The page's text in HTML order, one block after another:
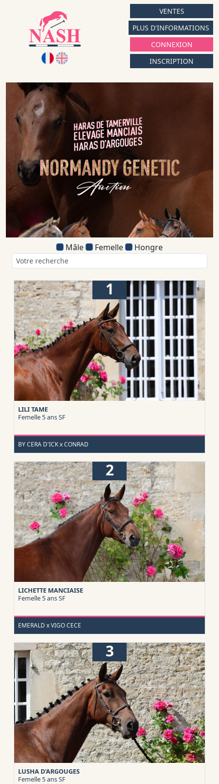
VENTES
PLUS D'INFORMATIONS
CONNEXION
INSCRIPTION
Mâle Femelle Hongre
1
LILI TAME
Femelle 5 ansSF
BY CERA D'ICK x CONRAD
2
LICHETTE MANCIAISE
Femelle 5 ansSF
EMERALD x VIGO CECE
3
LUSHA D'ARGOUGES
Femelle 5 ansSF